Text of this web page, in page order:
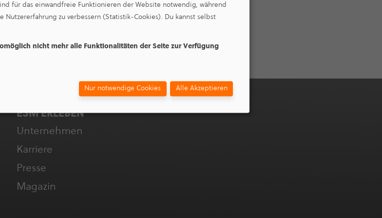
ESM ERLEBEN
Unter­neh­men
Karriere
Presse
Magazin
für das einwandfreie Funktionieren der Website notwendig, während
zu verbessern (Statistik-Cookies). Du kannst selbst
nicht mehr alle Funktionalitäten der Seite zur Verfügung
Nur notwendige Cookies Alle Akzeptieren